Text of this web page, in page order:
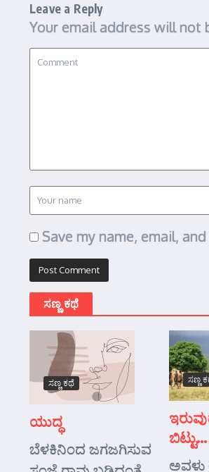
Leave a Reply
Your email address will not
Save my name, email,
ಸಣ್ಣ ಕಥೆ
ಸಣ್ಣ ಕಥೆ
ಯುದ್ಧ
ಬೆಳಕಿನಿಂದ ಜಗಜಗಿಸುವ
ಸಣ್ಣ